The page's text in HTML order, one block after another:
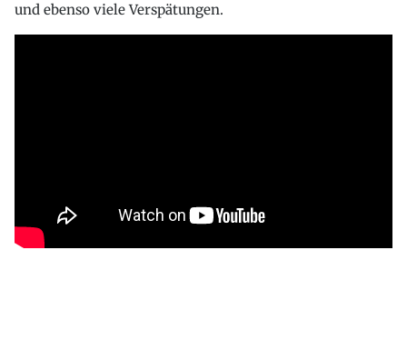
und ebenso viele Verspätungen.